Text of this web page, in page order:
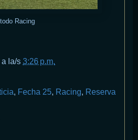
Racing
a la/s 3:26 p.m.
, Fecha 25, Racing, Reserva